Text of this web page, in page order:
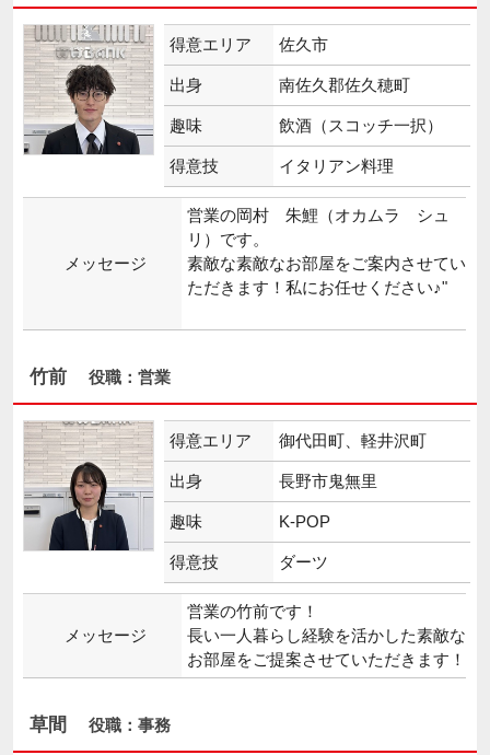
得意エリア 佐久市
出身 南佐久郡佐久穂町
趣味 飲酒（スコッチ一択）
得意技 イタリアン料理
メッセージ
営業の岡村 朱鯉（オカムラ シュ
リ）です。
素敵な素敵なお部屋をご案内させてい
ただきます！私にお任せください♪"
竹前 役職：営業
得意エリア 御代田町、軽井沢町
出身 長野市鬼無里
趣味 K-POP
得意技 ダーツ
メッセージ
営業の竹前です！
長い一人暮らし経験を活かした素敵な
草間 役職：事務